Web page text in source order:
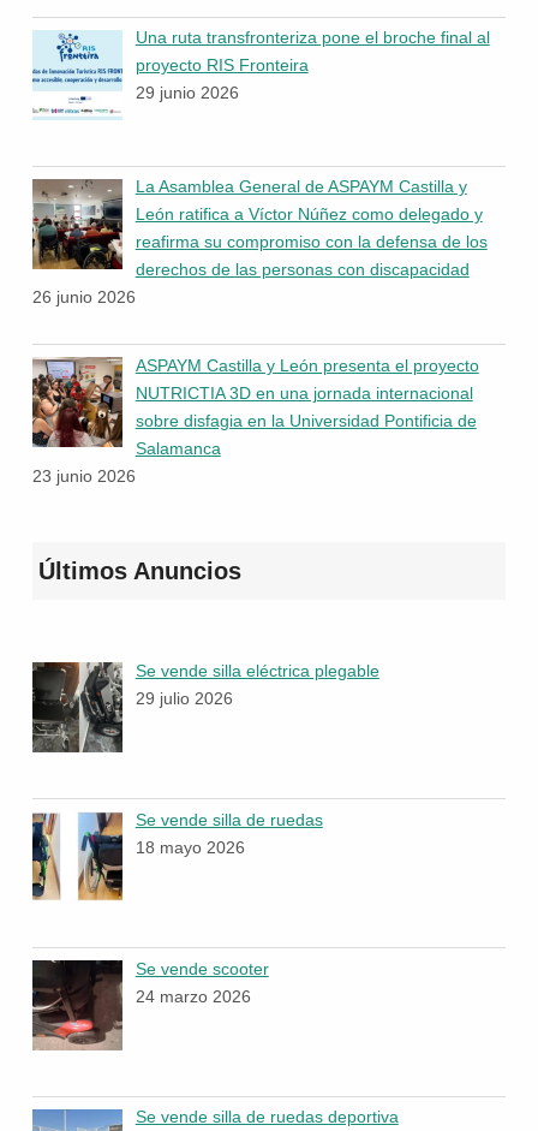
Una ruta transfronteriza pone el broche final al
proyecto RIS Fronteira
29 junio 2026
La Asamblea General de ASPAYM Castilla y
León ratifica a Víctor Núñez como delegado y
reafirma su compromiso con la defensa de los
derechos de las personas con discapacidad
26 junio 2026
ASPAYM Castilla y León presenta el proyecto
NUTRICTIA 3D en una jornada internacional
sobre disfagia en la Universidad Pontificia de
Salamanca
23 junio 2026
Últimos Anuncios
Se vende silla eléctrica plegable
29 julio 2026
Se vende silla de ruedas
18 mayo 2026
Se vende scooter
24 marzo 2026
Se vende silla de ruedas deportiva